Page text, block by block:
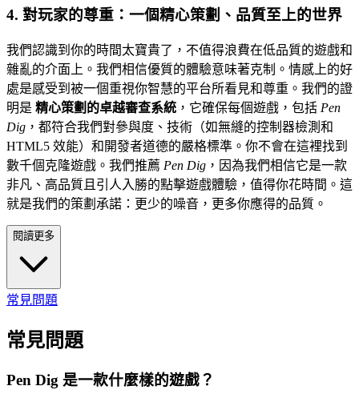
4. 對玩家的尊重：一個精心策劃、品質至上的世界
我們認識到你的時間太寶貴了，不值得浪費在低品質的遊戲和
雜亂的介面上。我們相信優質的體驗意味著克制。情感上的好
處是感受到被一個重視你智慧的平台所看見和尊重。我們的證
明是 精心策劃的卓越審查系統 ，它確保每個遊戲，包括 Pen
Dig ，都符合我們對參與度、技術（如無縫的控制器檢測和
HTML5 效能）和開發者道德的嚴格標準。你不會在這裡找到
數千個克隆遊戲。我們推薦 Pen Dig ，因為我們相信它是一款
非凡、高品質且引人入勝的點擊遊戲體驗，值得你花時間。這
就是我們的策劃承諾：更少的噪音，更多你應得的品質。
閱讀更多
常見問題
常見問題
Pen Dig 是一款什麼樣的遊戲？